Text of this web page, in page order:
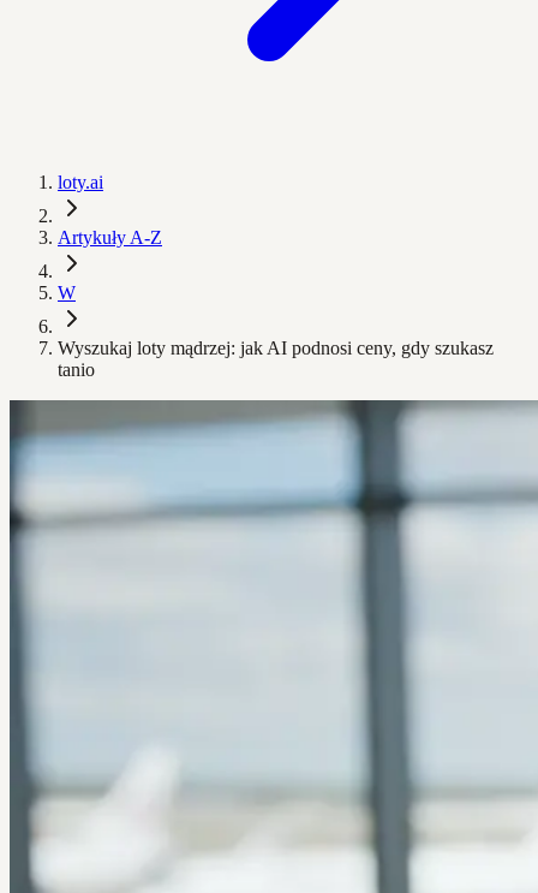
loty.ai
Artykuły A-Z
W
Wyszukaj loty mądrzej: jak AI podnosi ceny, gdy szukasz
tanio